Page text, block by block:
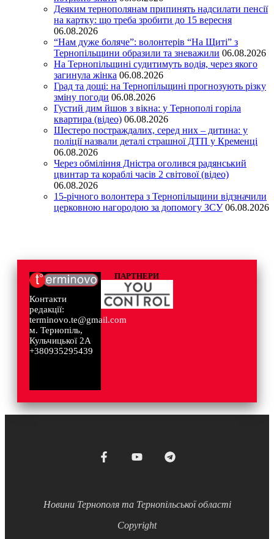
Деяким тернополянам припинять надсилати пенсії
на картку: що треба зробити до 15 вересня
06.08.2026
“Нам дуже боляче”: волонтерів “На Щиті” з
Тернопільщини образили та зневажили 06.08.2026
На Тернопільщині судитимуть водія, через якого
загинула жінка 06.08.2026
Град та дощі: на Тернопільщині прогнозують різку
зміну погоди 06.08.2026
Густий дим йшов з вікна: у Тернополі горіла
квартира (відео) 06.08.2026
Шестеро постраждалих, серед них – дитина: у
поліції назвали деталі страшної ДТП у Кременці
06.08.2026
Через обміління Дністра оголився радянський
цвинтар та кораблі часів 2 світової (відео)
06.08.2026
15-річного волонтера з Тернопільщини відзначили
церковною нагородою за допомогу ЗСУ 06.08.2026
Контакти
редакції:
terminovo.te@gmail.com
м. Тернопіль,
Кульчицької 2А
+380935295439
ПАРТНЕРИ
Новини Тернополя та Тернопільської області
Copyright